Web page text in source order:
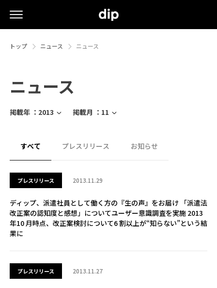
トップ ニュース ニュース
ニュース
掲載年 ： 2013 掲載月 ： 11
すべて プレスリリース お知らせ
プレスリリース 2013.11.29
ディップ、派遣社員として働く方の『生の声』をお届け 「派遣法
改正案の認知度と感想」についてユーザー意識調査を実施 2013
年10 月時点、改正案検討について6 割以上が“知らない”という結
果に
プレスリリース 2013.11.27